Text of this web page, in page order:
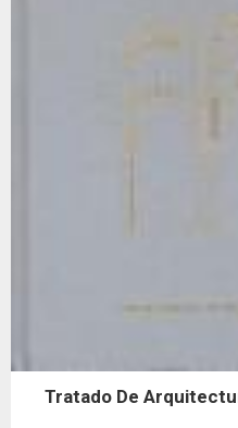
Tratado De